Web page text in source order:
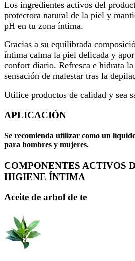
Los ingredientes activos del
protectora natural de la piel y
pH en tu zona íntima.
Gracias a su equilibrada
íntima calma la piel delicada y
confort diario. Refresca e hidrata
sensación de malestar tras la
Utilice productos de calidad y sea
APLICACIÓN
Se recomienda utilizar como un
para hombres y mujeres.
COMPONENTES ACTIVOS
HIGIENE ÍNTIMA
Aceite de arbol de te